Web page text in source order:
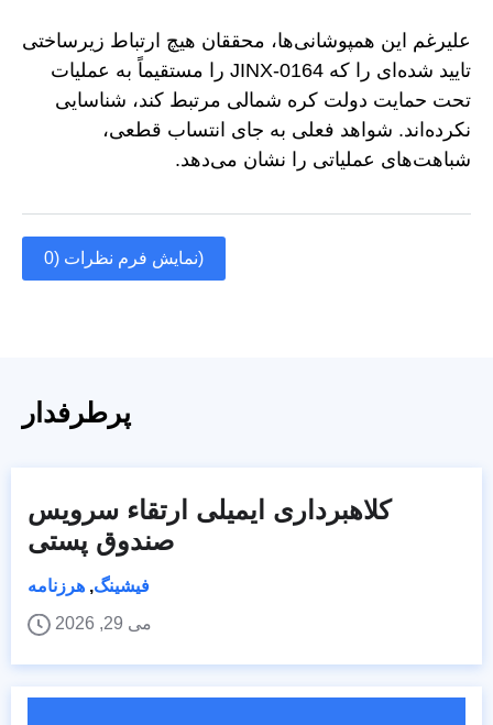
علیرغم این همپوشانی‌ها، محققان هیچ ارتباط زیرساختی
تایید شده‌ای را که JINX-0164 را مستقیماً به عملیات
تحت حمایت دولت کره شمالی مرتبط کند، شناسایی
نکرده‌اند. شواهد فعلی به جای انتساب قطعی،
شباهت‌های عملیاتی را نشان می‌دهد.
نمایش فرم نظرات (0)
پرطرفدار
کلاهبرداری ایمیلی ارتقاء سرویس
صندوق پستی
فیشینگ, هرزنامه
می 29, 2026